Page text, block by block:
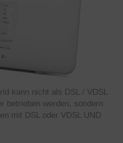
kann nicht als DSL / VDSL
betrieben werden, sondern
mit DSL oder VDSL UND